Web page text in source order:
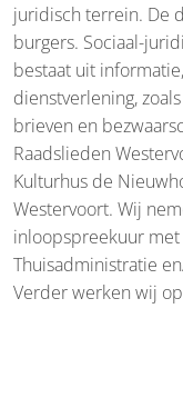
juridisch terrein. De
burgers. Sociaal-
bestaat uit
dienstverlening,
brieven en
Raadslieden
Kulturhus de
Westervoort. Wij
inloopspreekuur
Thuisadministratie
Verder werken wij